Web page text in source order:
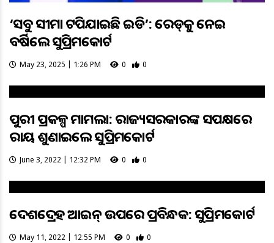
‘ସବୁ ସୀମା ଟପିଯାଇଛି ଇଡି’: ରେଡ୍‌କୁ ନେଇ
ବର୍ଷିଲେ ସୁପ୍ରିମକୋର୍ଟ
May 23, 2025 | 1:26 PM 0 0
ପୁରୀ ପ୍ରକଳ୍ପ ମାମଲା: ରାଜ୍ୟସରକାରଙ୍କ ସପକ୍ଷରେ
ରାୟ ଶୁଣାଇଲେ ସୁପ୍ରିମକୋର୍ଟ
June 3, 2022 | 12:32 PM 0 0
ଦେଶଦ୍ରେହ ଆଇନ୍‌ ଉପରେ ପ୍ରତିବନ୍ଧକ: ସୁପ୍ରିମକୋର୍ଟ
May 11, 2022 | 12:55 PM 0 0